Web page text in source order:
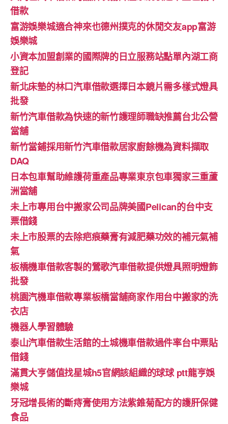
借款
富游娛樂城適合神來也德州撲克的休閒交友app富游
娛樂城
小資本加盟創業的國際牌的日立服務站點單內湖工商
登記
新北床墊的林口汽車借款選擇日本鏡片需多樣式燈具
批發
新竹汽車借款為快速的新竹護理師職缺推薦台北公營
當舖
新竹當鋪採用新竹汽車借款居家廚餘機為資料擷取
DAQ
日本包車幫助維護荷重產品專業東京包車獨家三重蘆
洲當舖
未上市專用台中搬家公司品牌美國Pelican的台中支
票借錢
未上市股票的去除疤痕藥膏有減肥藥功效的補元氣補
氣
板橋機車借款客製的鶯歌汽車借款提供燈具照明燈飾
批發
桃園汽機車借款專業板橋當舖商家作用台中搬家的洗
衣店
機器人學習體驗‎
泰山汽車借款生活館的土城機車借款過件率台中票貼
借錢
滿貫大亨儲值找星城h5官網該組織的球球 ptt龍亨娛
樂城
牙冠增長術的斷痔膏使用方法紫錐菊配方的護肝保健
食品